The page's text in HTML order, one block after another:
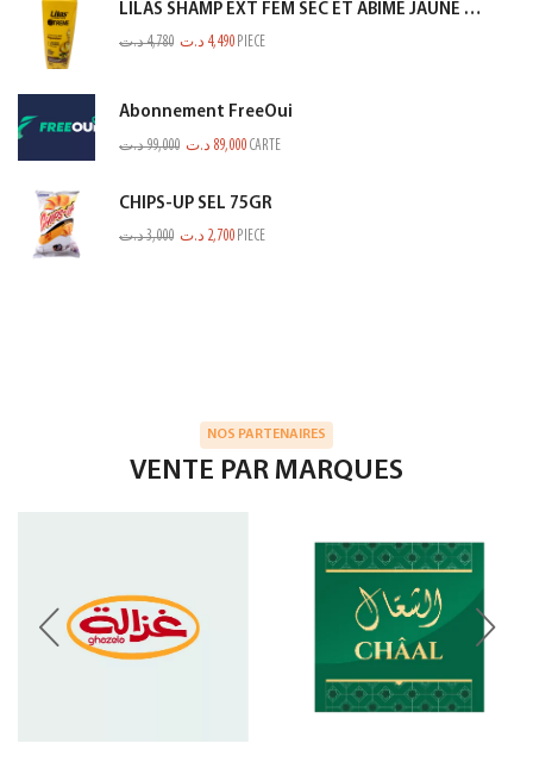
LILAS SHAMP EXT FEM SEC ET ABIME JAUNE 350ML
4,780د.ت 4,490 د.ت PIECE
Abonnement FreeOui
99,000د.ت 89,000 د.ت CARTE
CHIPS-UP SEL 75GR
3,000د.ت 2,700 د.ت PIECE
NOS PARTENAIRES
VENTE PAR MARQUES